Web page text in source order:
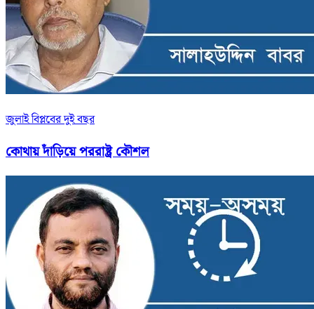
জুলাই বিপ্লবের দুই বছর
কোথায় দাঁড়িয়ে পররাষ্ট্র কৌশল